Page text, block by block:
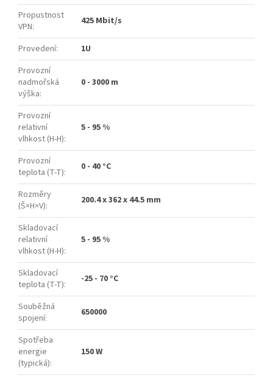
Propustnost
VPN: 425 Mbit/s
Provedení:
1U
Provozní
nadmořská
výška:
0 - 3000 m
Provozní
relativní
vlhkost (H-H):
5 - 95 %
Provozní
teplota (T-T): 0 - 40 °C
Rozměry
(Š×H×V): 200.4 x 362 x 44.5 mm
Skladovací
relativní
vlhkost (H-H):
5 - 95 %
Skladovací
teplota (T-T): -25 - 70 °C
Souběžná
spojení: 650000
Spotřeba
energie
(typická):
150 W